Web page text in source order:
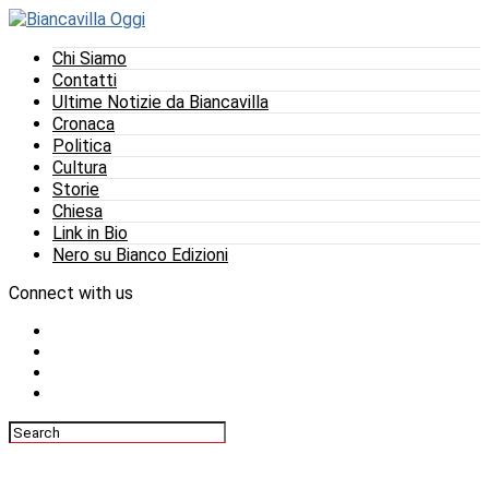
Chi Siamo
Contatti
Ultime Notizie da Biancavilla
Cronaca
Politica
Cultura
Storie
Chiesa
Link in Bio
Nero su Bianco Edizioni
Connect with us